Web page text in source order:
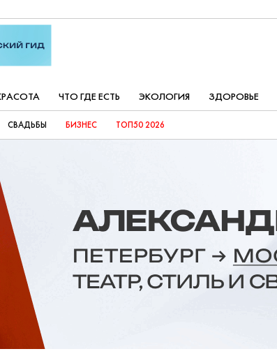
ЧТО ГДЕ ЕСТЬ ЭКОЛОГИЯ ЗДОРОВЬЕ
СВАДЬБЫ БИЗНЕС ТОП50 2026